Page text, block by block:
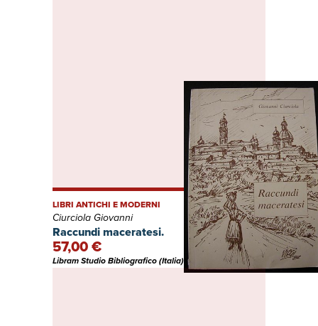
Raccundi maceratesi.
LIBRI ANTICHI E MODERNI
Ciurciola Giovanni
57,00 €
Libram Studio Bibliografico (Italia)